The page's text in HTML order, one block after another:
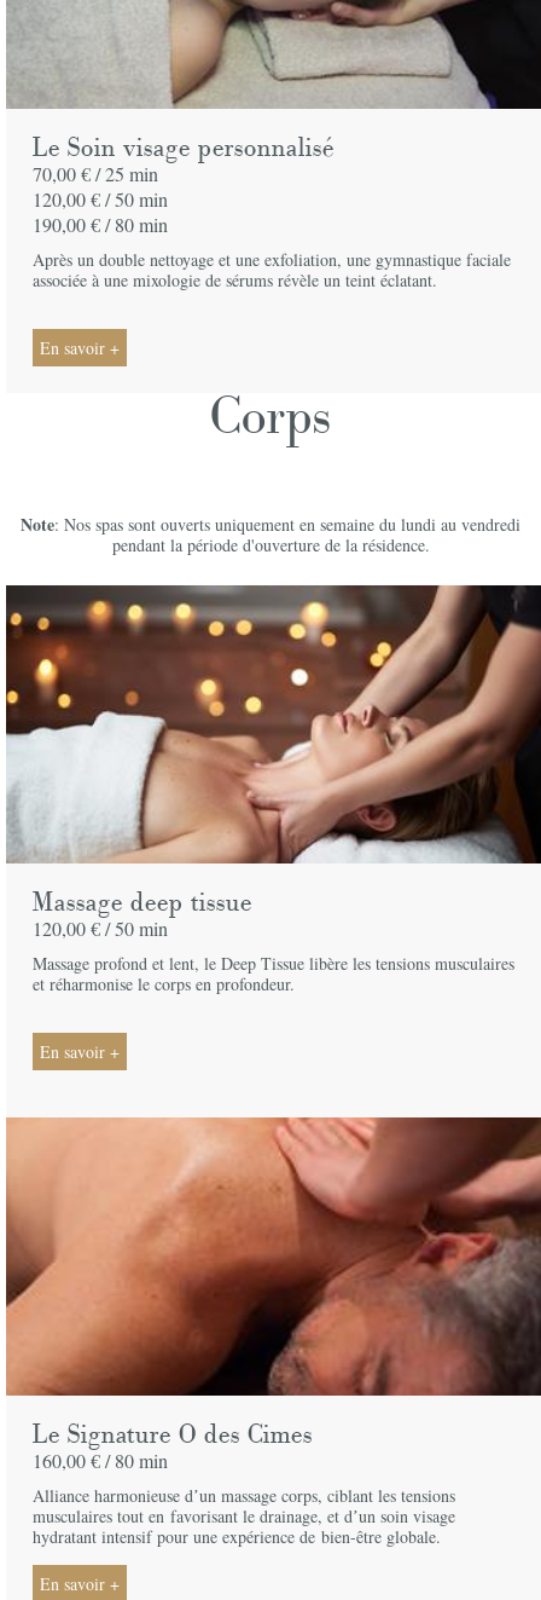
Le Soin visage personnalisé
70,00 € /25 min
120,00 € /50 min
190,00 € /80 min
Après un double nettoyage et une exfoliation, une gymnastique faciale
associée à une mixologie de sérums révèle un teint éclatant.
En savoir +
Corps
Note: Nos spas sont ouverts uniquement en semaine du lundi au vendredi
pendant la période d'ouverture de la résidence.
Massage deep tissue
120,00 € /50 min
Massage profond et lent, le Deep Tissue libère les tensions musculaires
et réharmonise le corps en profondeur.
En savoir +
Le Signature O des Cimes
160,00 € /80 min
Alliance harmonieuse dʼun massage corps, ciblant les tensions
musculaires tout enfavorisant le drainage, et dʼun soin visage
hydratant intensif pour une expérience debien-être globale.
En savoir +